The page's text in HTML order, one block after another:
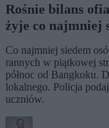
Rośnie bilans
żyje co najmniej
Co najmniej siedem
rannych w piątkowej
północ od Bangkoku.
lokalnego. Policja
uczniów.